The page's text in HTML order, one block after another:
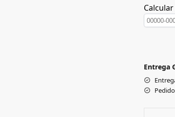
Entrega